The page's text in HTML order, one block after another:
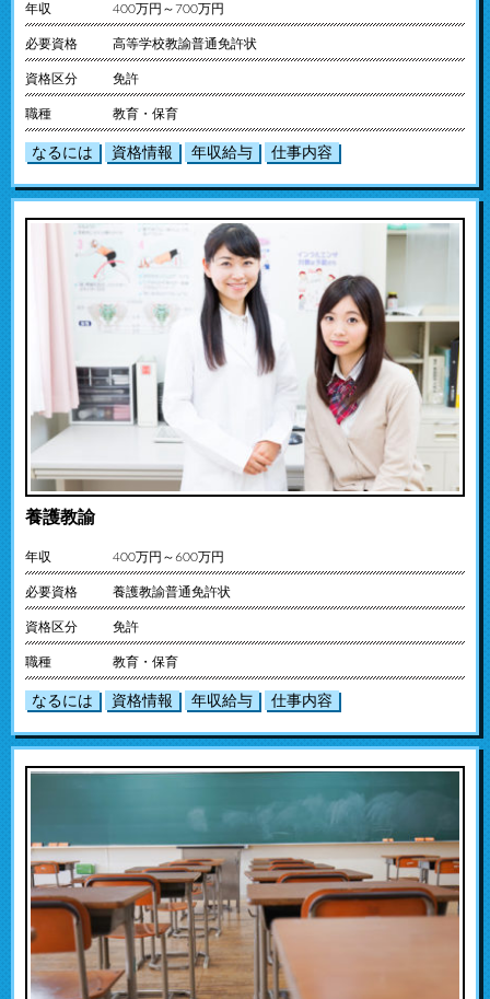
年収 400万円～700万円
必要資格 高等学校教諭普通免許状
資格区分 免許
職種 教育・保育
なるには 資格情報 年収給与 仕事内容
養護教諭
年収 400万円～600万円
必要資格 養護教諭普通免許状
資格区分 免許
職種 教育・保育
なるには 資格情報 年収給与 仕事内容